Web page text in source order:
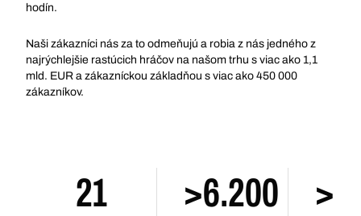
hodín.
Naši zákazníci nás za to odmeňujú a robia z nás jedného z
najrýchlejšie rastúcich hráčov na našom trhu s viac ako 1,1
mld. EUR a zákazníckou základňou s viac ako 450 000
zákazníkov.
21 >6.200